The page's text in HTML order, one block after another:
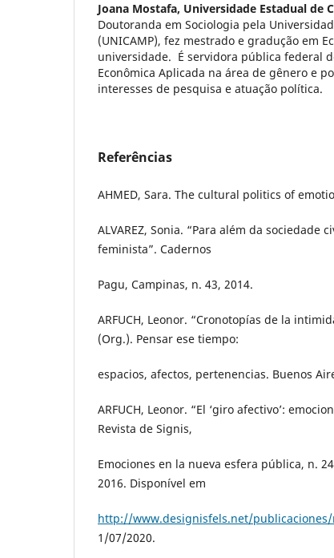
Joana Mostafa, Universidade Estadual de
Doutoranda em Sociologia pela
(UNICAMP), fez mestrado e gradução em
universidade. É servidora pública federal
Econômica Aplicada na área de gênero e
interesses de pesquisa e atuação política.
Referências
AHMED, Sara. The cultural politics of
ALVAREZ, Sonia. “Para além da sociedade
feminista”. Cadernos
Pagu, Campinas, n. 43, 2014.
ARFUCH, Leonor. “Cronotopías de la
(Org.). Pensar ese tiempo:
espacios, afectos, pertenencias. Buenos
ARFUCH, Leonor. “El ‘giro afectivo’:
Revista de Signis,
Emociones en la nueva esfera pública, n.
2016. Disponível em
http://www.designisfels.net/
1/07/2020.